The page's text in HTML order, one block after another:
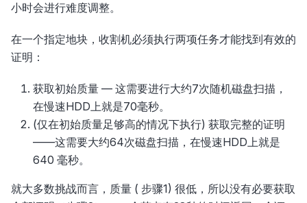
小时会进行难度调整。
在一个指定地块，收割机必须执行两项任务才能找到有效的
证明：
获取初始质量 — 这需要进行大约7次随机磁盘扫描，
在慢速HDD上就是70毫秒。
(仅在初始质量足够高的情况下执行) 获取完整的证明
——这需要大约64次磁盘扫描，在慢速HDD上就是
640 毫秒。
就大多数挑战而言，质量 ( 步骤1) 很低，所以没有必要获取